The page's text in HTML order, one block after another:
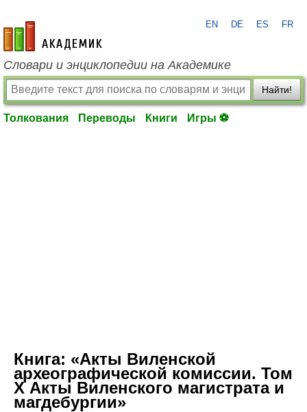
academic.ru
EN DE ES FR
Словари и энциклопедии на Академике
Найти!
Толкования Переводы Книги Игры ⚽
Книга: «Акты Виленской
археографической комиссии. Том
X Акты Виленского магистрата и
магдебургии»